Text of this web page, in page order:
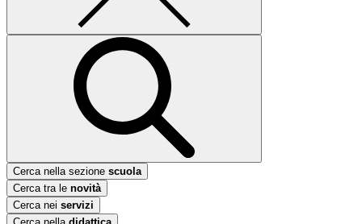
Cerca nella sezione scuola
Cerca tra le novità
Cerca nei servizi